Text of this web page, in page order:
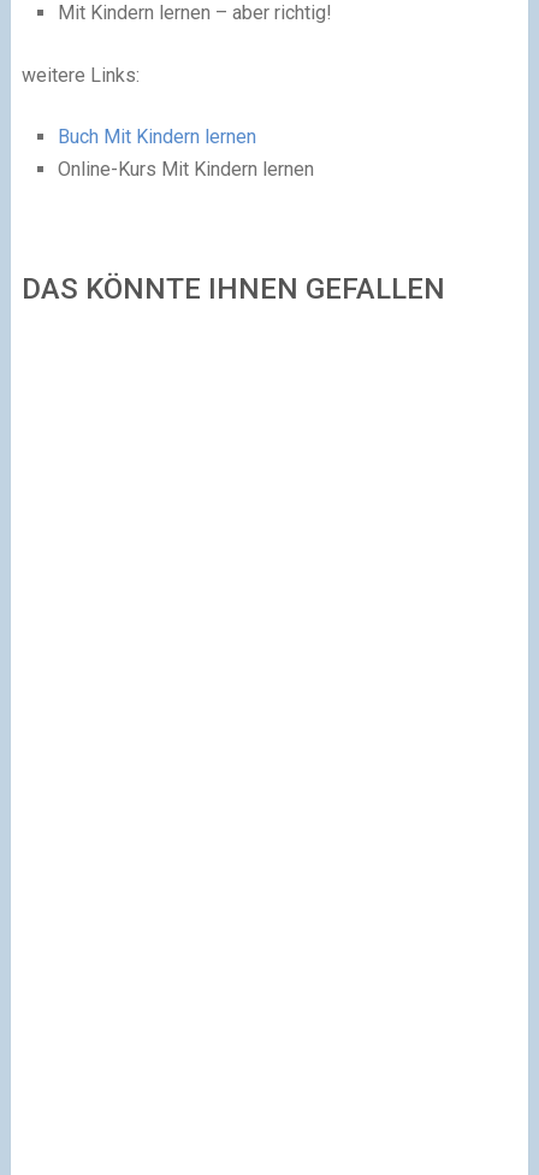
Mit Kindern lernen – aber richtig!
weitere Links:
Buch Mit Kindern lernen
Online-Kurs Mit Kindern lernen
DAS KÖNNTE IHNEN GEFALLEN